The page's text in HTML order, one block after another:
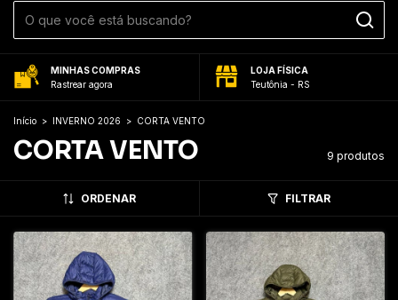
MINHAS COMPRAS
Rastrear agora
LOJA FÍSICA
Teutônia - RS
Início > INVERNO 2026 > CORTA VENTO
CORTA VENTO 9 produtos
ORDENAR FILTRAR